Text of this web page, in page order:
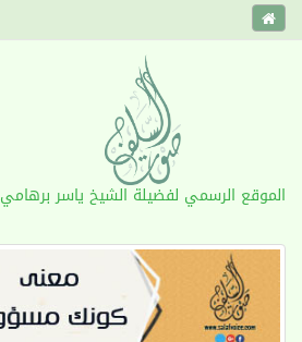
الموقع الرسمي لفضيلة الشيخ ياسر برهامي